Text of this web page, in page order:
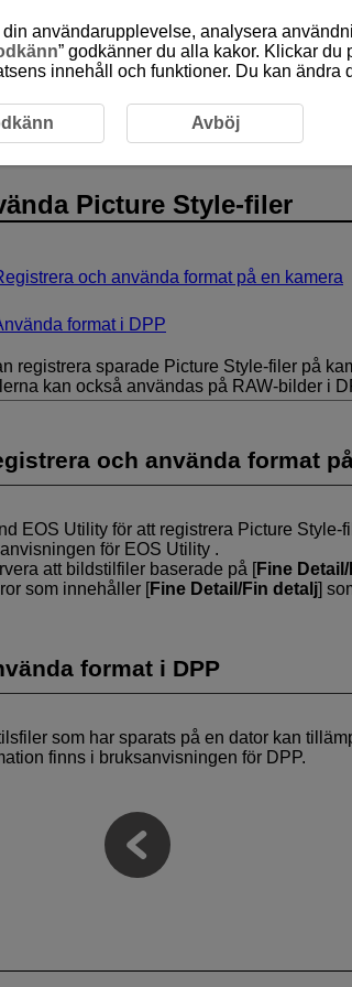
filer Använda Picture Style-filer
Picture Style-filer
och använda format på en kamera
format i DPP
registrera sparade Picture Style-filer på
kan också användas på RAW-bilder i
och använda format
EOS Utility för att registrera Picture Style-
för EOS Utility .
att bildstilfiler baserade på [Fine
som innehåller [Fine Detail/Fin detalj]
format i DPP
som har sparats på en dator kan
finns i bruksanvisningen för DPP.
användarupplevelse, analysera
” godkänner du alla kakor. Klickar du
innehåll och funktioner. Du kan ändra
Avböj